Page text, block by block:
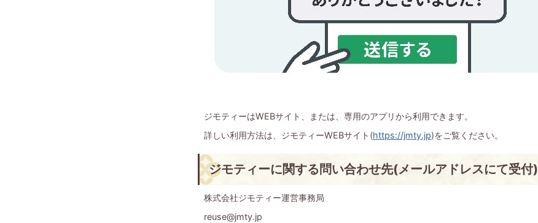
ジモティーはWEBサイト、または、専用のアプリから利用できます。
詳しい利用方法は、ジモティーWEBサイト(https://jmty.jp)をご覧ください。
ジモティーに関する問い合わせ先(メールアドレスにて受付)
株式会社ジモティー運営事務局
reuse@jmty.jp